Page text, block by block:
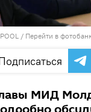
/ Перейти в
МИД